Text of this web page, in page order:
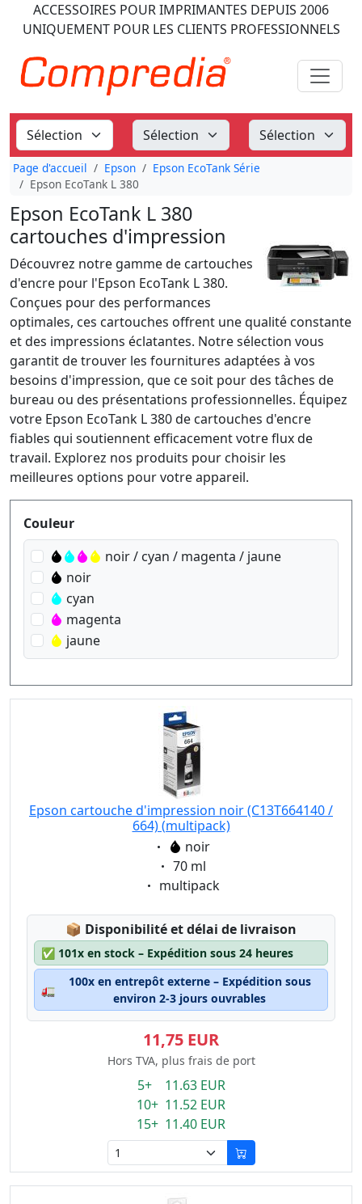
ACCESSOIRES POUR IMPRIMANTES DEPUIS 2006
UNIQUEMENT POUR LES CLIENTS PROFESSIONNELS
Page d'accueil Epson
Epson EcoTank Série
Epson EcoTank L 380
Epson EcoTank L 380
cartouches d'impression
Découvrez notre gamme de cartouches
d'encre pour l'Epson EcoTank L 380.
Conçues pour des performances
optimales, ces cartouches offrent une qualité constante
et des impressions éclatantes. Notre sélection vous
garantit de trouver les fournitures adaptées à vos
besoins d'impression, que ce soit pour des tâches de
bureau ou des présentations professionnelles. Équipez
votre Epson EcoTank L 380 de cartouches d'encre
fiables qui soutiennent efficacement votre flux de
travail. Explorez nos produits pour choisir les
meilleures options pour votre appareil.
Produktfilter
Couleur
noir / cyan / magenta / jaune
noir
cyan
magenta
jaune
Epson cartouche d'impression noir (C13T664140 /
664) (multipack)
Eigenschaft:
noir
Eigenschaft:
70 ml
Eigenschaft:
multipack
📦 Lagerstatus:
Disponibilité et délai de livraison
✅ 101x en stock – Expédition sous 24 heures
🚛
100x en entrepôt externe – Expédition sous
environ 2-3 jours ouvrables
11,75 EUR
Hors TVA, plus frais de port
5+ 11.63 EUR
10+ 11.52 EUR
15+ 11.40 EUR